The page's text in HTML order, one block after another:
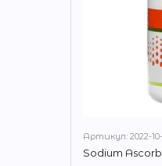
Артикул: 2022-
Sodium